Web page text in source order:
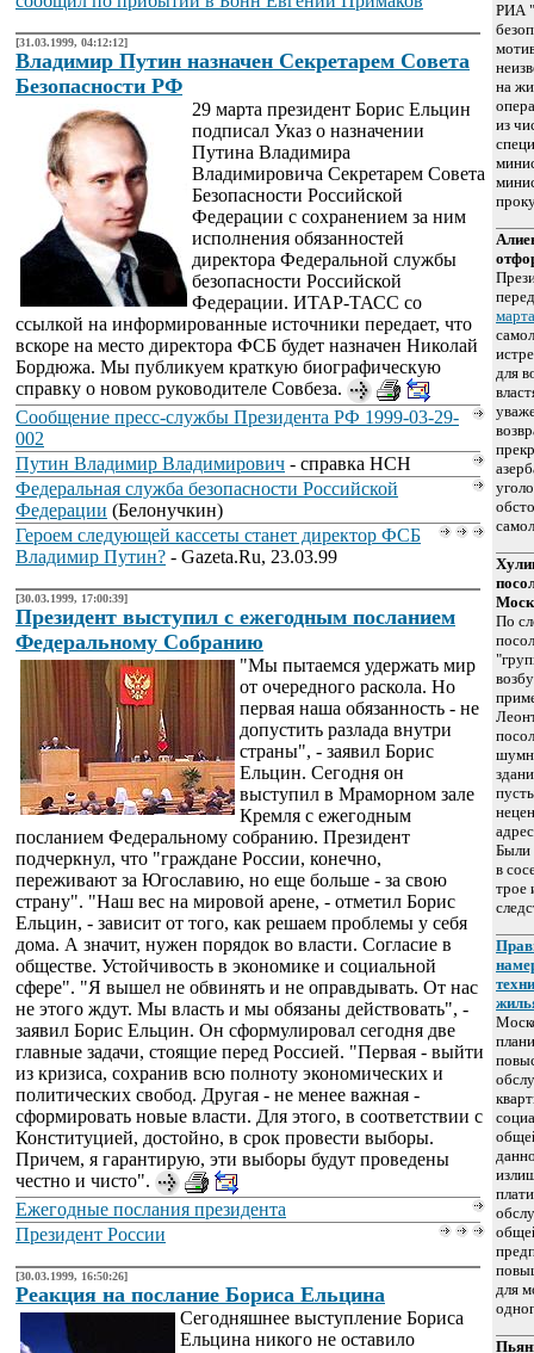
[31.03.1999, 04:12:12]
Владимир Путин назначен Секретарем Совета
Безопасности РФ
29 марта президент Борис Ельцин
подписал Указ о назначении
Путина Владимира
Владимировича Секретарем Совета
Безопасности Российской
Федерации с сохранением за ним
исполнения обязанностей
директора Федеральной службы
безопасности Российской
Федерации. ИТАР-ТАСС со
ссылкой на информированные источники передает, что
вскоре на место директора ФСБ будет назначен Николай
Бордюжа. Мы публикуем краткую биографическую
справку о новом руководителе Совбеза.
Сообщение пресс-службы Президента РФ 1999-03-29-
002
Путин Владимир Владимирович - справка НСН
Федеральная служба безопасности Российской
Федерации (Белонучкин)
Героем следующей кассеты станет директор ФСБ
Владимир Путин? - Gazeta.Ru, 23.03.99
[30.03.1999, 17:00:39]
Президент выступил с ежегодным посланием
Федеральному Собранию
"Мы пытаемся удержать мир
от очередного раскола. Но
первая наша обязанность - не
допустить разлада внутри
страны", - заявил Борис
Ельцин. Сегодня он
выступил в Мраморном зале
Кремля с ежегодным
посланием Федеральному собранию. Президент
подчеркнул, что "граждане России, конечно,
переживают за Югославию, но еще больше - за свою
страну". "Наш вес на мировой арене, - отметил Борис
Ельцин, - зависит от того, как решаем проблемы у себя
дома. А значит, нужен порядок во власти. Согласие в
обществе. Устойчивость в экономике и социальной
сфере". "Я вышел не обвинять и не оправдывать. От нас
не этого ждут. Мы власть и мы обязаны действовать", -
заявил Борис Ельцин. Он сформулировал сегодня две
главные задачи, стоящие перед Россией. "Первая - выйти
из кризиса, сохранив всю полноту экономических и
политических свобод. Другая - не менее важная -
сформировать новые власти. Для этого, в соответствии с
Конституцией, достойно, в срок провести выборы.
Причем, я гарантирую, эти выборы будут проведены
честно и чисто".
Ежегодные послания президента
Президент России
[30.03.1999, 16:50:26]
Реакция на послание Бориса Ельцина
Сегодняшнее выступление Бориса
Ельцина никого не оставило
РИА
на
из
марта
для
По
Были
в
трое
для